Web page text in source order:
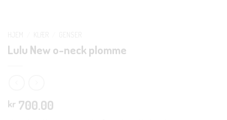
Lulu New o-neck plomme
kr 700.00